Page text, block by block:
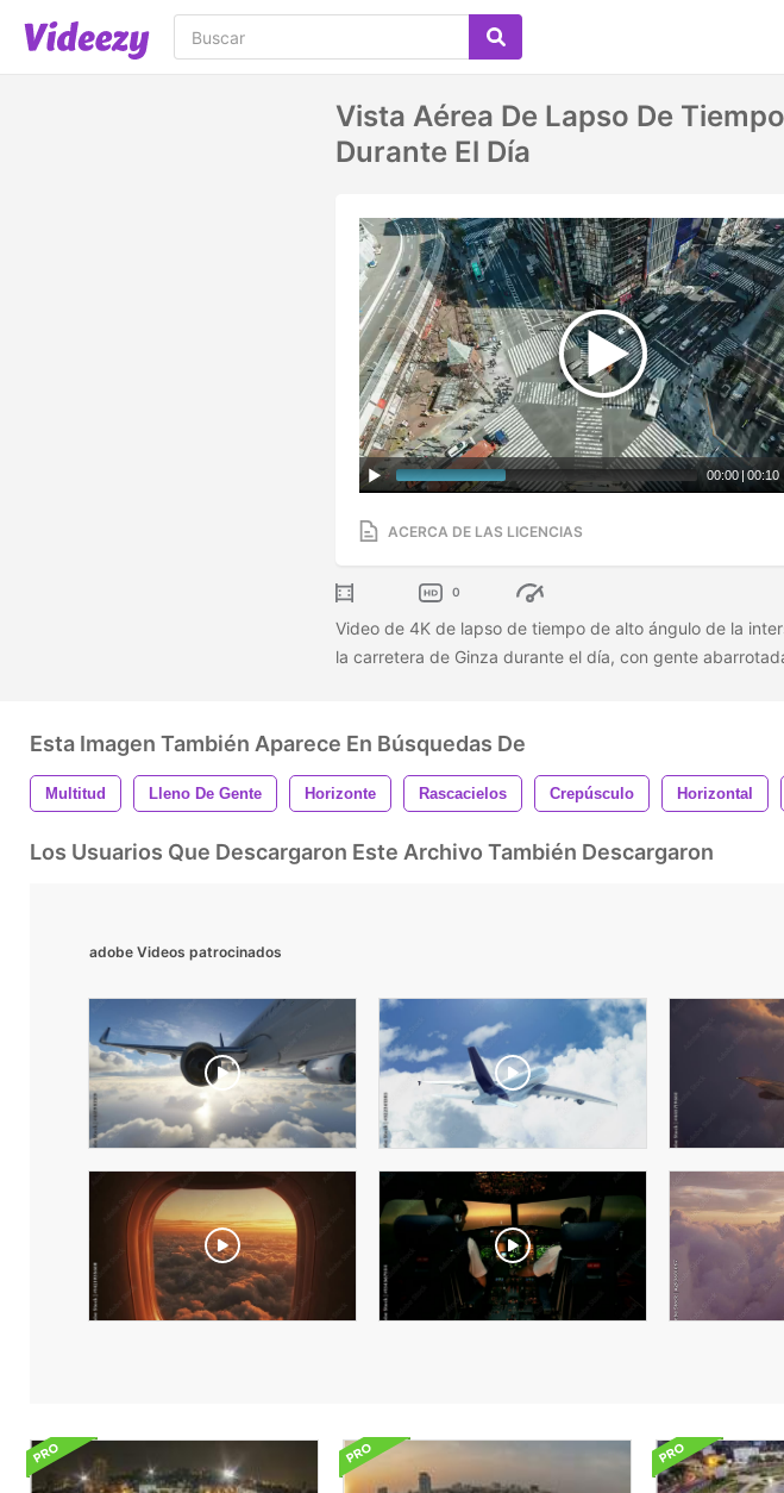
Vista Aérea De Lapso De
Durante El Día
00:00| 00:10
ACERCA DE LAS LICENCIAS
0
Video de 4K de lapso de tiempo de alto ángulo de la
la carretera de Ginza durante el día, con gente
Esta Imagen También Aparece En Búsquedas De
Multitud Lleno De Gente Horizonte Rascacielos Crepúsculo Horizontal
Los Usuarios Que Descargaron Este Archivo También Descargaron
adobe Videos patrocinados